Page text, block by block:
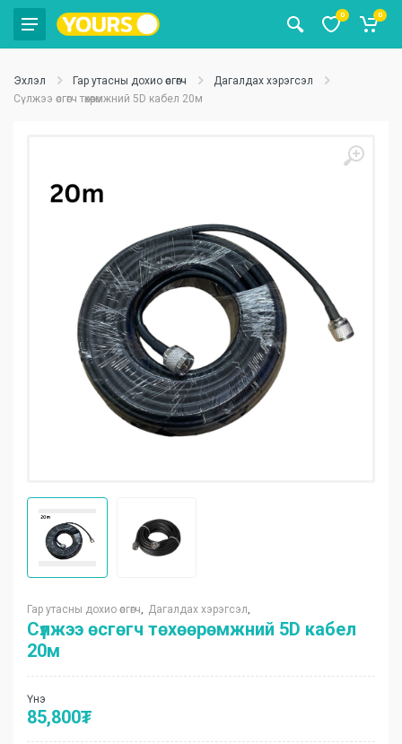
0 0
Эхлэл Гар утасны дохио өсгөгч
Дагалдах хэрэгсэл
Сүлжээ өсгөгч төхөөрөмжний 5D кабел 20м
Гар утасны дохио өсгөгч Дагалдах хэрэгсэл
Сүлжээ өсгөгч төхөөрөмжний 5D кабел
20м
Үнэ
85,800₮